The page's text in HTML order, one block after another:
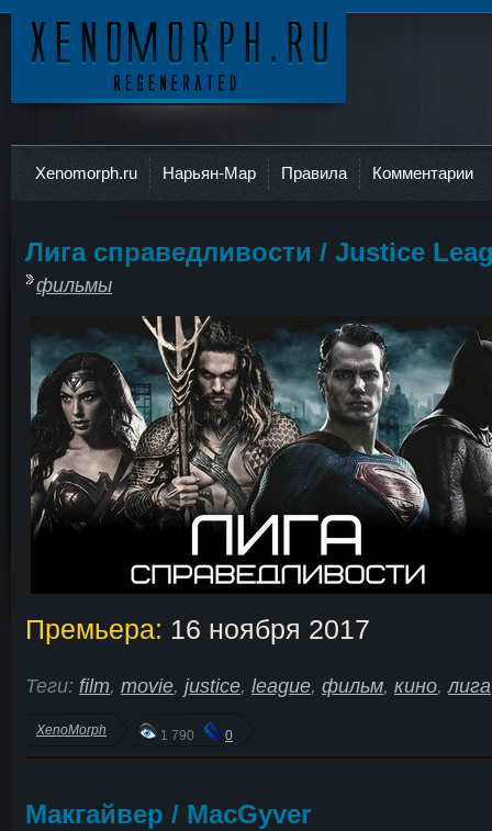
Xenomorph.ru Нарьян-Мар Правила Комментарии
Лига справедливости / Justice
фильмы
Премьера: 16 ноября 2017
Теги: film, movie, justice, league, фильм, кино,лига
XenoMorph 1 790 0
Макгайвер / MacGyver